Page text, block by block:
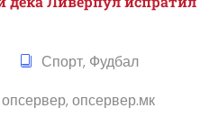
Спорт, Фудбал
опсервер, опсервер.мк